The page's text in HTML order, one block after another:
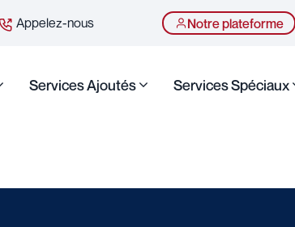
Appelez-nous Notre plateforme
Services Ajoutés Services Spéciaux